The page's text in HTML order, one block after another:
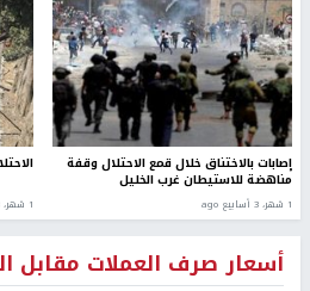
إصابات بالاختناق خلال قمع الاحتلال وقفة
مناهضة للاستيطان غرب الخليل
1 شهر، 3 أسابيع ago 1 شهر، 3 أسابيع ago
أسعار صرف العملات مقابل